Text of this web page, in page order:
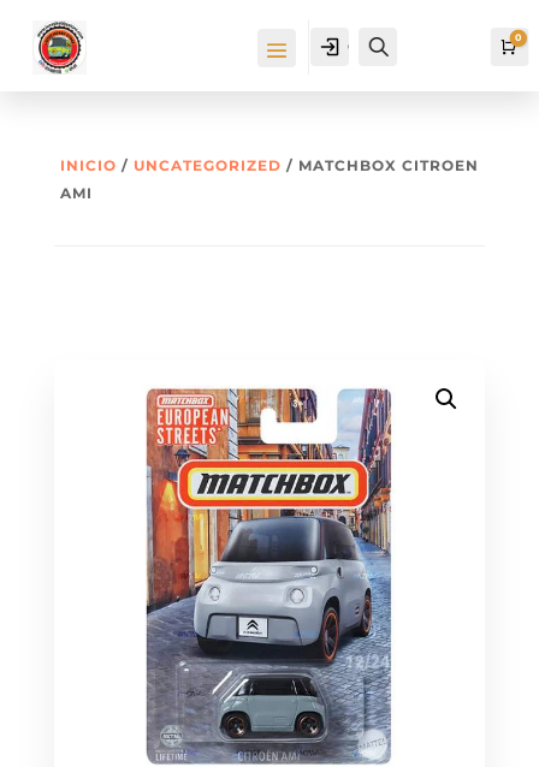
Cuenta 0
INICIO / UNCATEGORIZED / MATCHBOX CITROEN
AMI